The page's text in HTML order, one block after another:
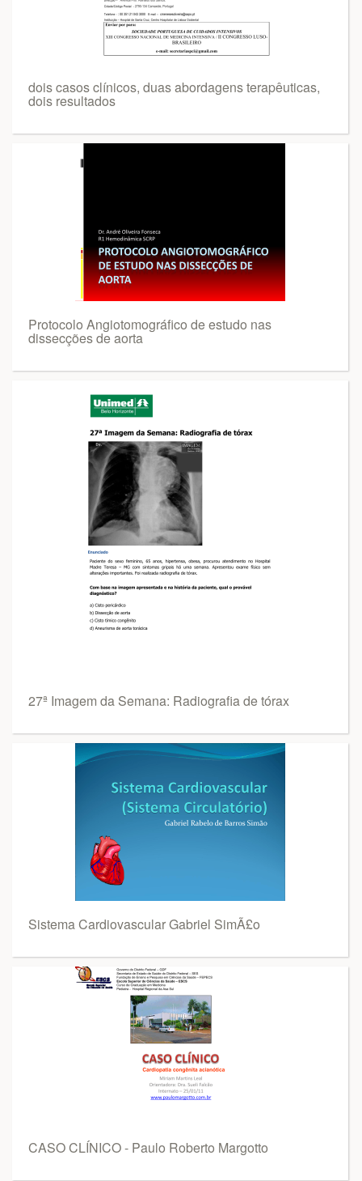
dois casos clínicos, duas abordagens terapêuticas,
dois resultados
Protocolo Angiotomográfico de estudo nas
dissecções de aorta
27ª Imagem da Semana: Radiografia de tórax
Sistema Cardiovascular Gabriel SimÃ£o
CASO CLÍNICO - Paulo Roberto Margotto